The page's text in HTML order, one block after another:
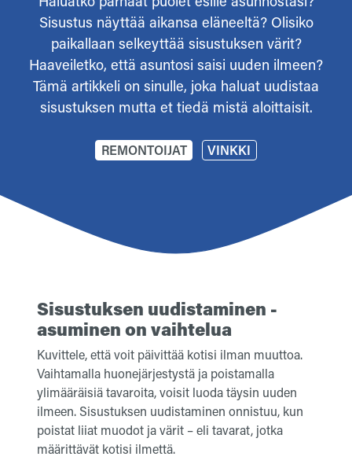
Sisustus näyttää aikansa eläneeltä? Olisiko
paikallaan selkeyttää sisustuksen värit?
Haaveiletko, että asuntosi saisi uuden ilmeen?
Tämä artikkeli on sinulle, joka haluat uudistaa
sisustuksen mutta et tiedä mistä aloittaisit.
REMONTOIJAT VINKKI
Sisustuksen uudistaminen -
asuminen on vaihtelua
Kuvittele, että voit päivittää kotisi ilman muuttoa.
Vaihtamalla huonejärjestystä ja poistamalla
ylimääräisiä tavaroita, voisit luoda täysin uuden
ilmeen. Sisustuksen uudistaminen onnistuu, kun
poistat liiat muodot ja värit – eli tavarat, jotka
määrittävät kotisi ilmettä.